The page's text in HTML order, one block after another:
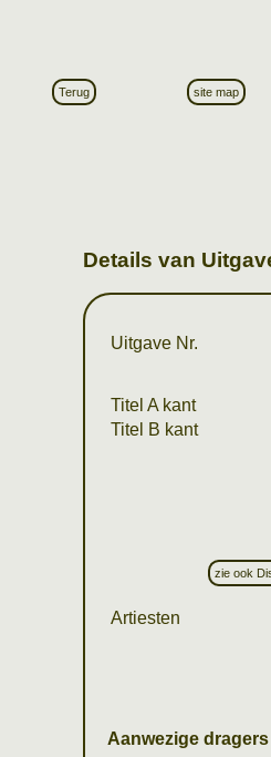
Terug site map
Details van
Uitgave Nr.
Titel A kant
Titel B kant
zie ook
Artiesten
Aanwezige dragers